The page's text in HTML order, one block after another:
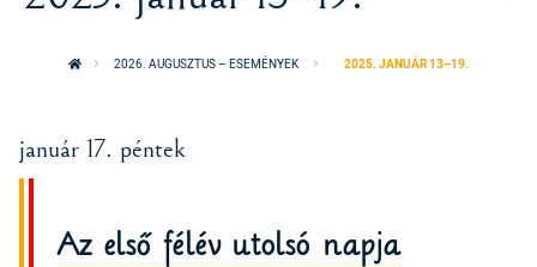
2026. AUGUSZTUS – ESEMÉNYEK 2025. JANUÁR 13–19.
január 17. péntek
Az első félév utolsó napja